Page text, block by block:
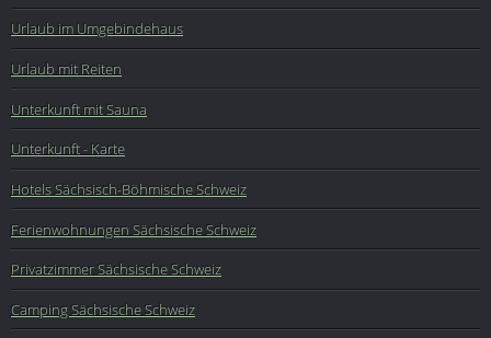
Urlaub im Umgebindehaus
Urlaub mit Reiten
Unterkunft mit Sauna
Unterkunft - Karte
Hotels Sächsisch-Böhmische Schweiz
Ferienwohnungen Sächsische Schweiz
Privatzimmer Sächsische Schweiz
Camping Sächsische Schweiz